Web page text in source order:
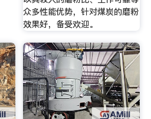
众多性能优势，针对煤炭的磨粉
效果好，备受欢迎。